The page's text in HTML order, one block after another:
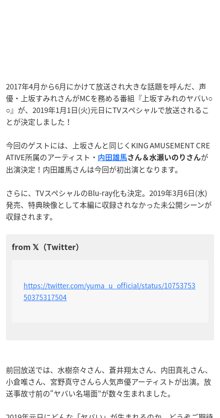
2017年4月から6月にかけて放送され大きな話題を呼んだ、声
優・上坂すみれさんがMCを務める番組『上坂すみれのヤバい○
○』が、2019年1月1日(火)元日にTVスペシャルで放送されるこ
とが決定しました！
今回のゲストには、上坂さんと同じくKING AMUSEMENT CRE
ATIVE所属のアーティスト・ 内田雄馬 さん＆水瀬いのりさんが
出演決定！内田雄馬さんは今回が初出演となります。
さらに、TVスペシャルのBlu-ray化も決定。2019年3月6日(水)
発売、特典映像として本編に収録されなかった未公開シーンが
収録されます。
https://twitter.com/yuma_u_official/status/10753753
50375317504
前回放送では、水樹奈々さん、蒼井翔太さん、内田真礼さん、
小倉唯さん、宮野真守さんら人気声優アーティストが出演。放
送事故寸前の“ヤバい名場面”が数々生まれました。